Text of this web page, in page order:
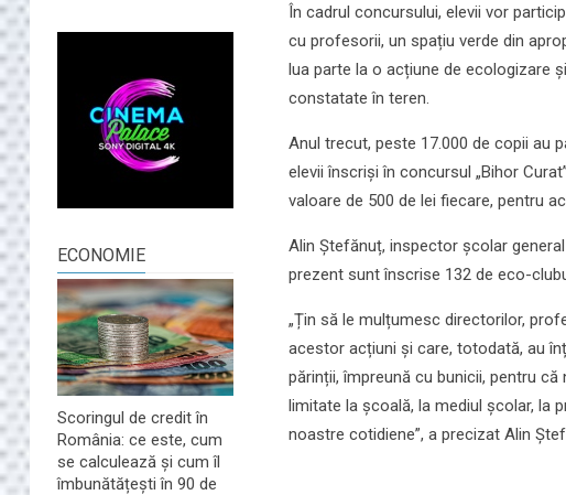
ECONOMIE
Scoringul de credit în
România: ce este, cum
se calculează și cum îl
îmbunătățești în 90 de
În cadrul concursului, elevii vor
cu profesorii, un spațiu verde din
lua parte la o acțiune de ecologizare
constatate în teren.
Anul trecut, peste 17.000 de copii au
elevii înscriși în concursul „Bihor
valoare de 500 de lei fiecare, pentru
Alin Ștefănuț, inspector școlar
prezent sunt înscrise 132 de eco-
„Țin să le mulțumesc directorilor,
acestor acțiuni și care, totodată, au
părinții, împreună cu bunicii, pentru
limitate la școală, la mediul școlar, la
noastre cotidiene”, a precizat Alin